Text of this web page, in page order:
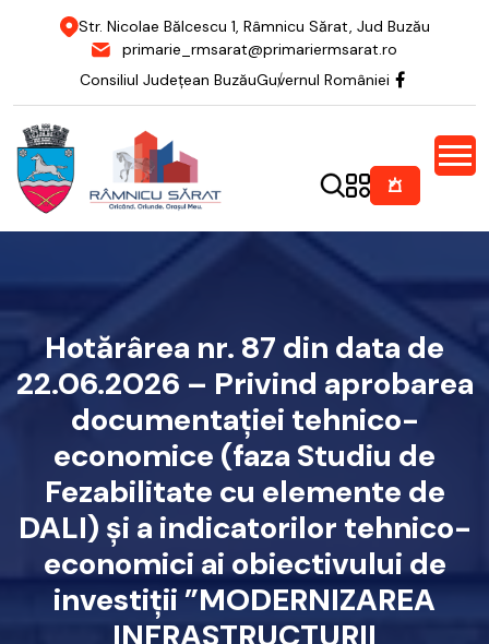
Str. Nicolae Bălcescu 1, Râmnicu Sărat, Jud Buzău
primarie_rmsarat@primariermsarat.ro
Consiliul Județean BuzăuGuvernul României
Hotărârea nr. 87 din data de
22.06.2026 – Privind aprobarea
documentației tehnico-
economice (faza Studiu de
Fezabilitate cu elemente de
DALI) și a indicatorilor tehnico-
economici ai obiectivului de
investiții ”MODERNIZAREA
INFRASTRUCTURII